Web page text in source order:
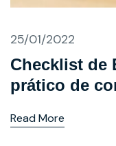
25/01/2022
Checklist de
prático de
Read More